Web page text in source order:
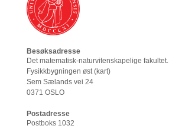
Besøksadresse
Det matematisk-naturvitenskapelige fakultet.
Fysikkbygningen øst (kart)
Sem Sælands vei 24
0371 OSLO
Postadresse
Postboks 1032